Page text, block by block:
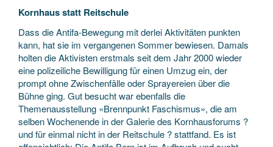
Kornhaus statt Reitschule
Dass die Antifa-Bewegung mit derlei Aktivitäten punkten
kann, hat sie im vergangenen Sommer bewiesen. Damals
holten die Aktivisten erstmals seit dem Jahr 2000 wieder
eine polizeiliche Bewilligung für einen Umzug ein, der
prompt ohne Zwischenfälle oder Sprayereien über die
Bühne ging. Gut besucht war ebenfalls die
Themenausstellung «Brennpunkt Faschismus», die am
selben Wochenende in der Galerie des Kornhausforums ?
und für einmal nicht in der Reitschule ? stattfand. Es ist